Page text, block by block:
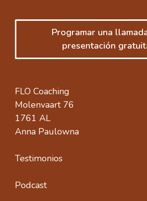
Programar una
presentación
FLO Coaching
Molenvaart 76
1761 AL
Anna Paulowna
Testimonios
Podcast